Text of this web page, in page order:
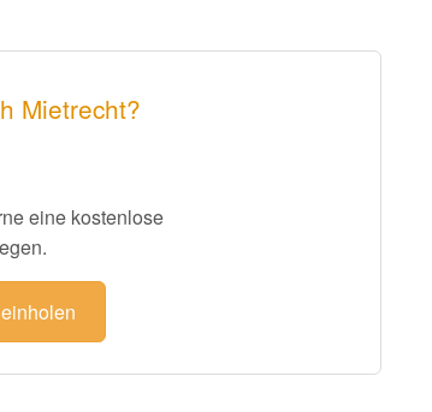
Mietrecht?
eine kostenlose